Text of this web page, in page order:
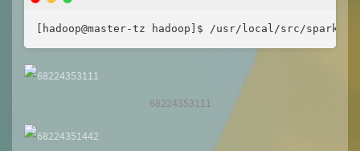
[hadoop@master-tz hadoop]$ /usr/local/src/
68224353111